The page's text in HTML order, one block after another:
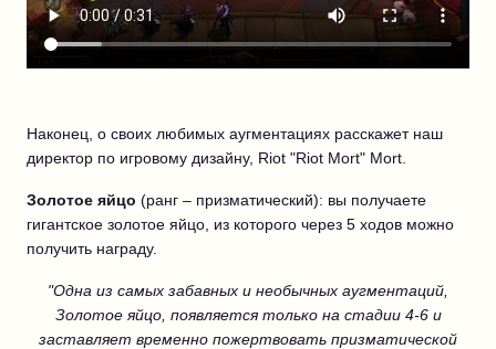
Наконец, о своих любимых аугментациях расскажет наш
директор по игровому дизайну, Riot "Riot Mort" Mort.
Золотое яйцо (ранг – призматический): вы получаете
гигантское золотое яйцо, из которого через 5 ходов можно
получить награду.
"Одна из самых забавных и необычных аугментаций,
Золотое яйцо, появляется только на стадии 4-6 и
заставляет временно пожертвовать призматической